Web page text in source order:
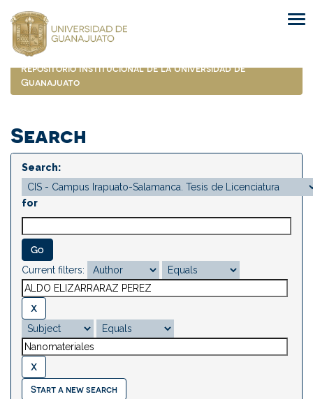
navigation
Repositorio Institucional de la Universidad de
Guanajuato
Search
Search:
for
Current filters:
Start a new search